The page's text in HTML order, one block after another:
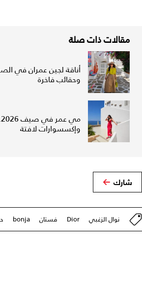
مقالات ذات صلة
أناقة لجين عمران في
وحقائب فاخرة
وإكسسوارات لافتة
شارك
نوال الزغبي Dior فستان bonja